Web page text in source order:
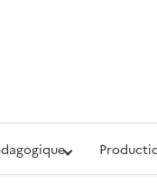
de la Défense